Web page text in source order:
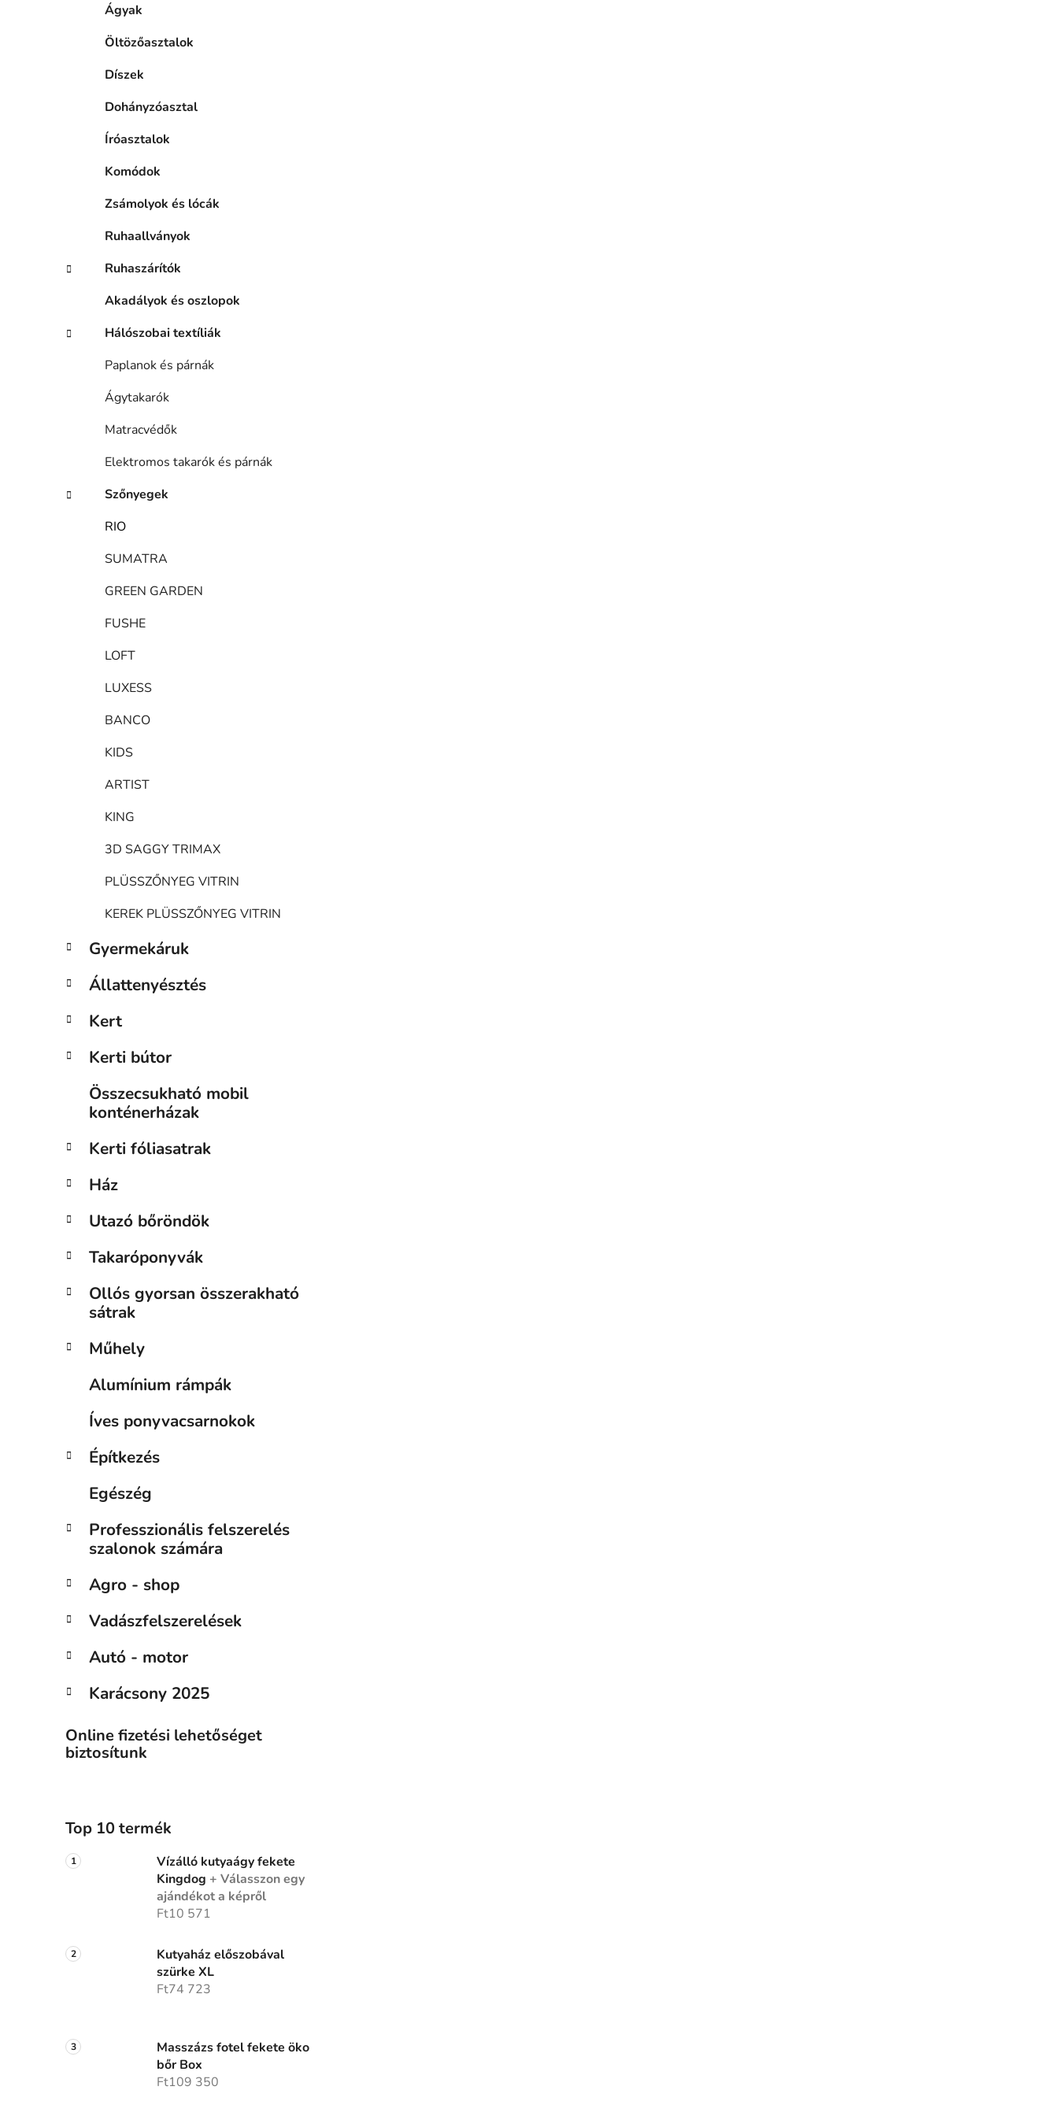
Ágyak
Öltözőasztalok
Díszek
Dohányzóasztal
Íróasztalok
Komódok
Zsámolyok és lócák
Ruhaallványok
Ruhaszárítók
Akadályok és oszlopok
Hálószobai textíliák
Paplanok és párnák
Ágytakarók
Matracvédők
Elektromos takarók és párnák
Szőnyegek
RIO
SUMATRA
GREEN GARDEN
FUSHE
LOFT
LUXESS
BANCO
KIDS
ARTIST
KING
3D SAGGY TRIMAX
PLÜSSZŐNYEG VITRIN
KEREK PLÜSSZŐNYEG VITRIN
Gyermekáruk
Állattenyésztés
Kert
Kerti bútor
Összecsukható mobil
konténerházak
Kerti fóliasatrak
Ház
Utazó bőröndök
Takaróponyvák
Ollós gyorsan összerakható
sátrak
Műhely
Alumínium rámpák
Íves ponyvacsarnokok
Építkezés
Egészég
Professzionális felszerelés
szalonok számára
Agro - shop
Vadászfelszerelések
Autó - motor
Karácsony 2025
Online fizetési lehetőséget
biztosítunk
Top 10 termék
Vízálló kutyaágy fekete
Kingdog + Válasszon egy
ajándékot a képről
Ft10 571
Kutyaház előszobával
szürke XL
Ft74 723
Masszázs fotel fekete öko
bőr Box
Ft109 350